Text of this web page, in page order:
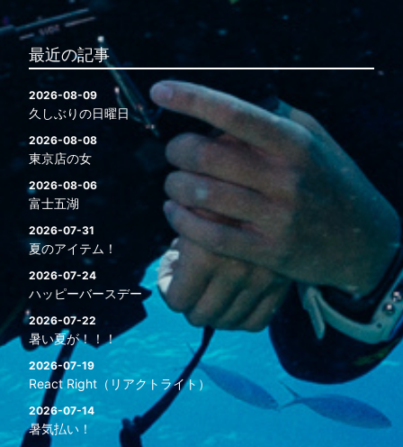
最近の記事
2026-08-09
久しぶりの日曜日
2026-08-08
東京店の女
2026-08-06
富士五湖
2026-07-31
夏のアイテム！
2026-07-24
ハッピーバースデー
2026-07-22
暑い夏が！！！
2026-07-19
React Right（リアクトライト）
2026-07-14
暑気払い！